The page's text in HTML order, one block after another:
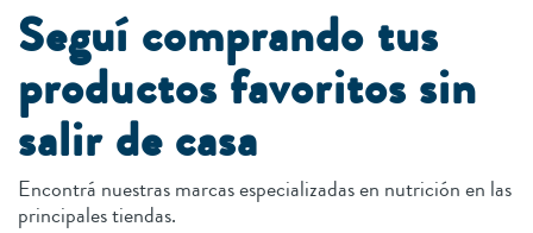
Seguí comprando tus
productos favoritos sin
salir de casa
Encontrá nuestras marcas especializadas en nutrición en las
principales tiendas.